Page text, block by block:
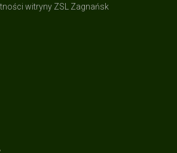
witryny ZSL Zagnańsk